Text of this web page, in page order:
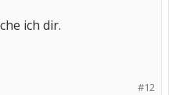
ich dir.
#12